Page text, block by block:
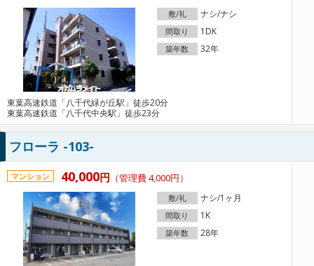
敷/礼 ナシ/ナシ
間取り 1DK
築年数 32年
東葉高速鉄道「八千代緑が丘駅」徒歩20分
東葉高速鉄道「八千代中央駅」徒歩23分
フローラ -103-
マンション 40,000円 （管理費 4,000円）
敷/礼 ナシ/1ヶ月
間取り 1K
築年数 28年